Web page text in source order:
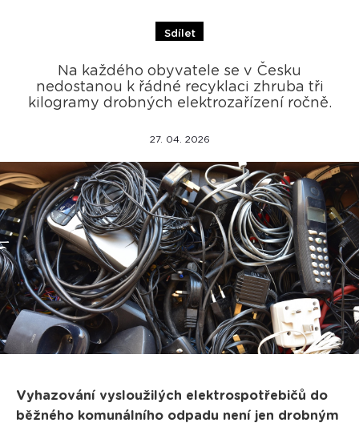
Sdílet
Na každého obyvatele se v Česku
nedostanou k řádné recyklaci zhruba tři
kilogramy drobných elektrozařízení ročně.
27. 04. 2026
Vyhazování vysloužilých elektrospotřebičů do
běžného komunálního odpadu není jen drobným